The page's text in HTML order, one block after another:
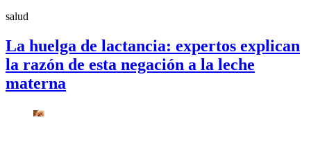
salud
La huelga de lactancia: expertos explican
la razón de esta negación a la leche
materna